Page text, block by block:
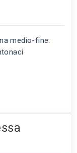
medio-fine.